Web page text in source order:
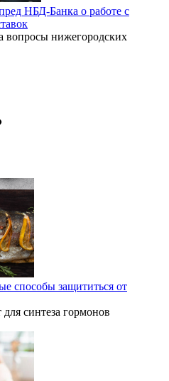
НБД-Банка о работе с
вопросы нижегородских
способы защититься от
синтеза гормонов